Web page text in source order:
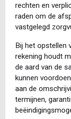
rechten en
raden om de
vastgelegd
Bij het opstellen
rekening houdt
de aard van de
kunnen
aan de
termijnen,